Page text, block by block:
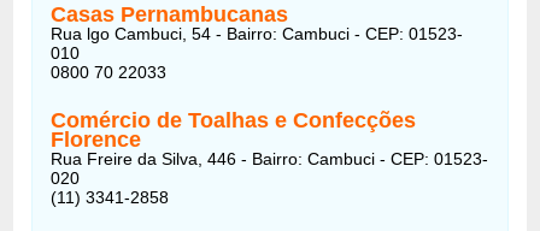
Casas Pernambucanas
Rua lgo Cambuci, 54 - Bairro: Cambuci - CEP: 01523-
010
0800 70 22033
Comércio de Toalhas e Confecções
Florence
Rua Freire da Silva, 446 - Bairro: Cambuci - CEP: 01523-
020
(11) 3341-2858